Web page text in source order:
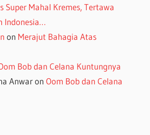
Super Mahal Kremes, Tertawa
Indonesia…
on Merajut Bahagia Atas
Bob dan Celana Kuntungnya
AnwaronOom Bob dan Celana